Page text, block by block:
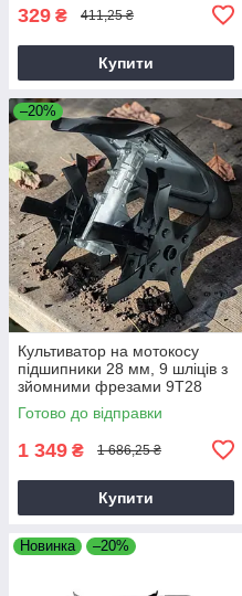
329 ₴ 411,25 ₴
Купити
–20%
Культиватор на мотокосу
підшипники 28 мм, 9 шліців з
зйомними фрезами 9T28
Готово до відправки
1 349 ₴ 1 686,25 ₴
Купити
Новинка –20%